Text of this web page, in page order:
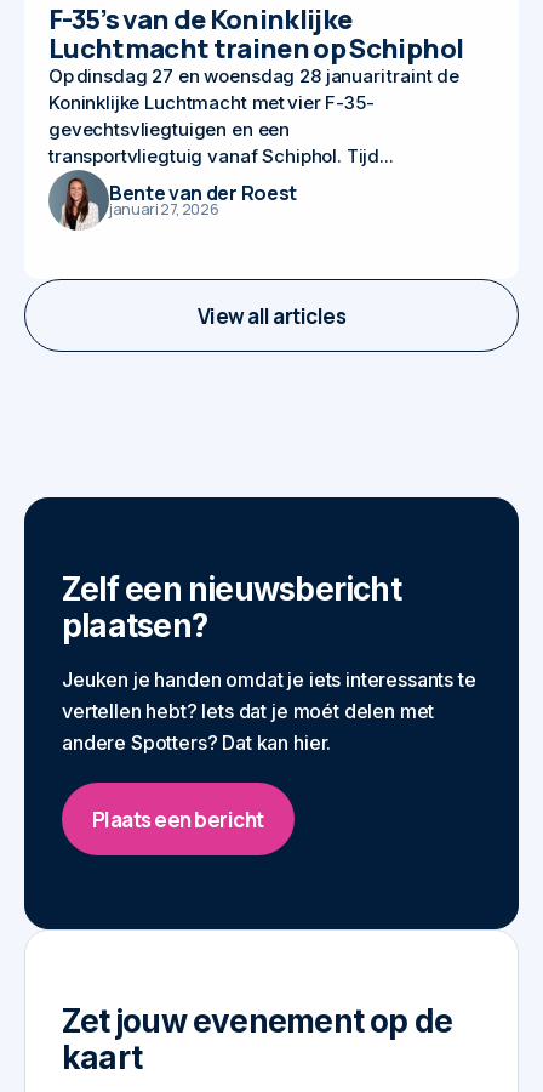
View all articles
F-35’s van de Koninklijke
Luchtmacht trainen op Schiphol
Op dinsdag 27 en woensdag 28 januari traint de
Koninklijke Luchtmacht met vier F-35-
gevechtsvliegtuigen en een
transportvliegtuig vanaf Schiphol. Tijd...
Bente van der Roest
januari 27, 2026
Zelf een nieuwsbericht
plaatsen?
Jeuken je handen omdat je iets interessants te
vertellen hebt? Iets dat je moét delen met
andere Spotters? Dat kan hier.
Plaats een bericht
Zet jouw evenement op de
kaart